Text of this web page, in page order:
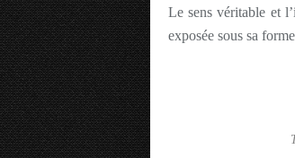
Le sens véritable et
exposée sous sa